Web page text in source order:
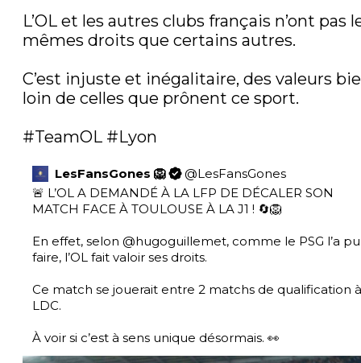
L’OL et les autres clubs français n’ont pas
mêmes droits que certains autres.
C’est injuste et inégalitaire, des valeurs
loin de celles que prônent ce sport.
#TeamOL #Lyon
LesFansGones 🦁 @LesFansGones
🚨 L’OL A DEMANDÉ À LA LFP DE DÉCALER SON
MATCH FACE À TOULOUSE À LA J1 ! 🔄🦁
En effet, selon @hugoguillemet, comme le PSG l’a pu
faire, l’OL fait valoir ses droits.
Ce match se jouerait entre 2 matchs de qualification
LDC.
À voir si c’est à sens unique désormais. 👀